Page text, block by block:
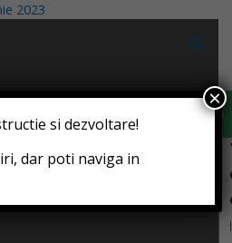
2023
si dezvoltare!
dar poti naviga in
×